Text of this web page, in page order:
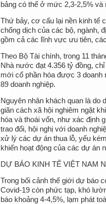
bảng có thể ở mức 2,3-2,5%
Thứ bảy, cơ cấu lại nền kinh tế
chống dịch của các bộ, ngành,
gồm cả các lĩnh vực ưu tiên,
Theo Bộ Tài chính, trong 11
Nhà nước đạt 4.356 tỷ đồng,
mới cổ phần hóa được 3 doanh
89 doanh nghiệp.
Nguyên nhân khách quan là do
giãn cách xã hội nghiêm ngặt
hóa và thoái vốn, như xác định
trao đổi, hội nghị với doanh
xử lý các dự án thua lỗ, yếu
khiến hoạt động của các dự án
DỰ BÁO KINH TẾ VIỆT NAM
Trong bối cảnh thế giới dự báo
Covid-19 còn phức tạp, khó
báo khoảng 4-4,5%, lạm phát